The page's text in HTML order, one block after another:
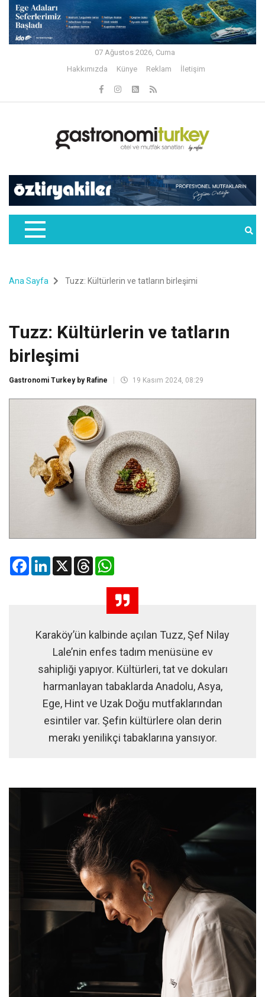
07 Ağustos 2026, Cuma
Hakkımızda
Künye Reklam İletişim
Ana Sayfa Tuzz: Kültürlerin ve tatların birleşimi
Tuzz: Kültürlerin ve tatların
birleşimi
Gastronomi Turkey by Rafine 19 Kasım 2024, 08:29
FacebookLinkedIn
X Threads
Karaköy’ün kalbinde açılan Tuzz, Şef Nilay
Lale’nin enfes tadım menüsüne ev
sahipliği yapıyor. Kültürleri, tat ve dokuları
harmanlayan tabaklarda Anadolu, Asya,
Ege, Hint ve Uzak Doğu mutfaklarından
esintiler var. Şefin kültürlere olan derin
merakı yenilikçi tabaklarına yansıyor.